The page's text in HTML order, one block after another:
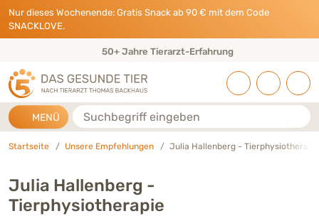
Direkt zu:
INHALT
HAUPTMENÜ
FOOTER
Nur dieses Wochenende: Gratis Snack ab 90 € mit dem Code
SNACKLOVE.
50+ Jahre Tierarzt-Erfahrung
MENÜ Suche
Startseite Unsere Empfehlungen Julia Hallenberg -
Julia Hallenberg -
Tierphysiotherapie